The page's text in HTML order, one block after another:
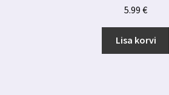
5.99 €
Lisa korvi